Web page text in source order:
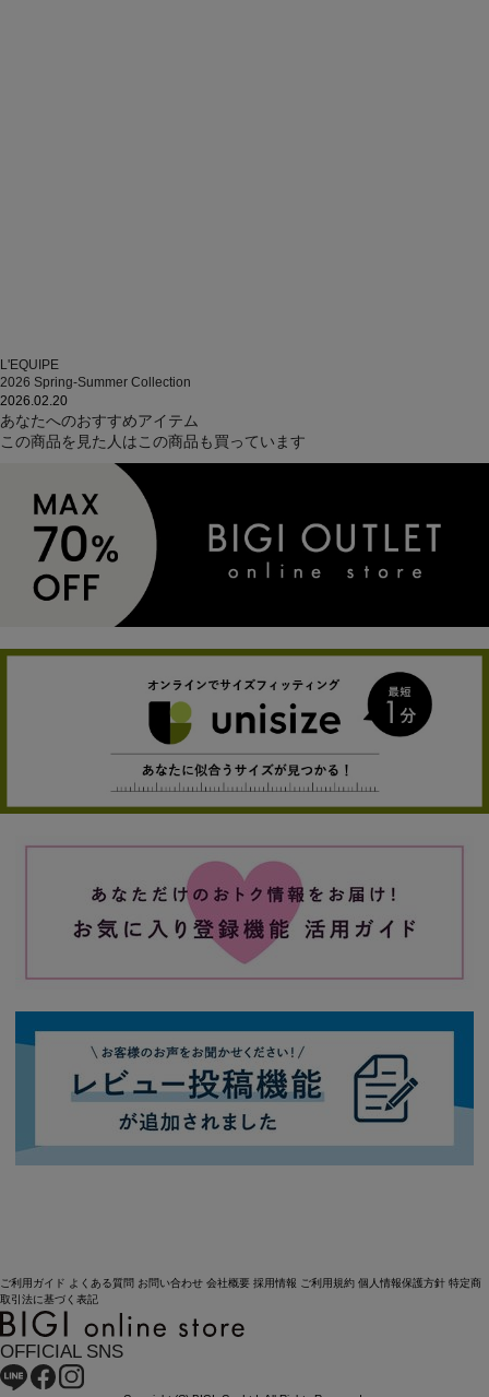
L'EQUIPE
2026 Spring-Summer Collection
2026.02.20
あなたへのおすすめアイテム
この商品を見た人はこの商品も買っています
ご利用ガイド よくある質問 お問い合わせ 会社概要 採用情報 ご利用規約 個人情報保護方針 特定商
取引法に基づく表記
OFFICIAL SNS